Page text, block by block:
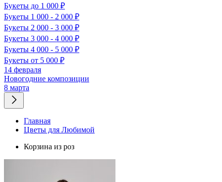
Букеты до 1 000 ₽
Букеты 1 000 - 2 000 ₽
Букеты 2 000 - 3 000 ₽
Букеты 3 000 - 4 000 ₽
Букеты 4 000 - 5 000 ₽
Букеты от 5 000 ₽
14 февраля
Новогодние композиции
8 марта
Главная
Цветы для Любимой
Корзина из роз